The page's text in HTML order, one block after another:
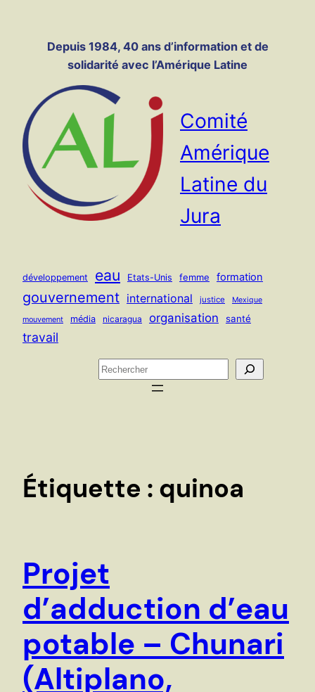
contenuDepuis 1984, 40 ans d’information et de
solidarité avec l’Amérique Latine
Comité
Amérique
Latine du
Jura
développement eau Etats-Unis femme formation
gouvernement international justice Mexique
mouvement média nicaragua organisation santé
travail
R
h
Étiquette : quinoa
Projet
d’adduction d’eau
potable – Chunari
(Altiplano,